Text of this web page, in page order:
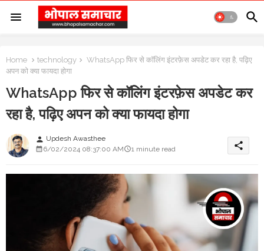
Home technology
WhatsApp फिर से कॉलिंग इंटरफ़ेस अपडेट कर रहा है, पढ़िए
अपन को क्या फायदा होगा
WhatsApp फिर से कॉलिंग इंटरफ़ेस अपडेट कर
रहा है, पढ़िए अपन को क्या फायदा होगा
person Updesh Awasthee
6/02/2024 08:37:00 AM
1 minute read share